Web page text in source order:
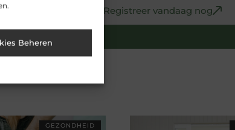
Beheren
Registreer vandaag nog
GEZONDHEID